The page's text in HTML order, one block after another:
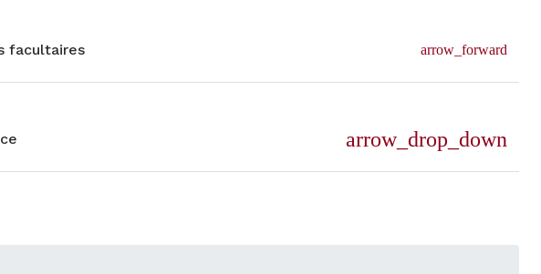
facultaires arrow_forward
arrow_drop_down